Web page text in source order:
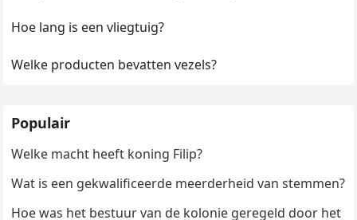
Hoe lang is een vliegtuig?
Welke producten bevatten vezels?
Populair
Welke macht heeft koning Filip?
Wat is een gekwalificeerde meerderheid van stemmen?
Hoe was het bestuur van de kolonie geregeld door het